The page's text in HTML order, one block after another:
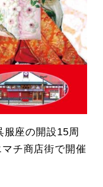
服座の開設15周
チ商店街で開催